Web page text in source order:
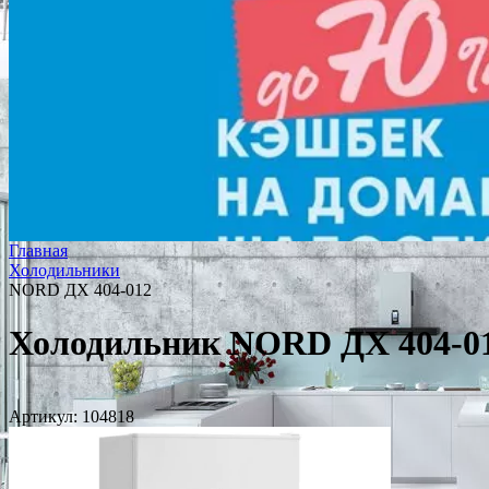
Главная
Холодильники
NORD ДХ 404-012
Холодильник NORD ДХ 404-
Артикул: 104818